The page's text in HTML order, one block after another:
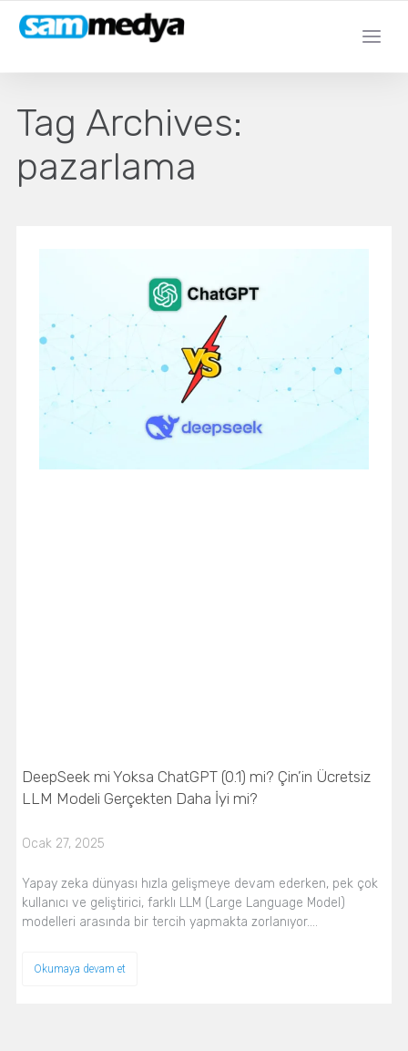
Tag Archives:
pazarlama
DeepSeek mi Yoksa ChatGPT (0.1) mi? Çin’in Ücretsiz
LLM Modeli Gerçekten Daha İyi mi?
Ocak 27, 2025
Yapay zeka dünyası hızla gelişmeye devam ederken, pek çok
kullanıcı ve geliştirici, farklı LLM (Large Language Model)
modelleri arasında bir tercih yapmakta zorlanıyor.…
Okumaya devam et